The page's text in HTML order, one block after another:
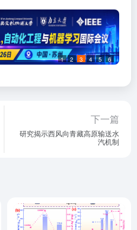
1 2 3 4 5 6
下一篇
研究揭示西风向青藏高原输送水
汽机制